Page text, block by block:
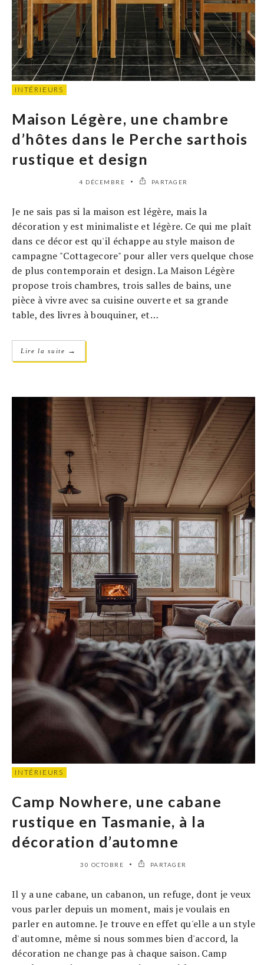
INTÉRIEURS
Maison Légère, une chambre
d’hôtes dans le Perche sarthois
rustique et design
4 DÉCEMBRE PARTAGER
Je ne sais pas si la maison est légère, mais la
décoration y est minimaliste et légère. Ce qui me plaît
dans ce décor est qu'il échappe au style maison de
campagne "Cottagecore" pour aller vers quelque chose
de plus contemporain et design. La Maison Légère
propose trois chambres, trois salles de bains, une
pièce à vivre avec sa cuisine ouverte et sa grande
table, des livres à bouquiner, et…
Lire la suite →
INTÉRIEURS
Camp Nowhere, une cabane
rustique en Tasmanie, à la
décoration d’automne
30 OCTOBRE PARTAGER
Il y a une cabane, un cabanon, un refuge, dont je veux
vous parler depuis un moment, mais je voulais en
parler en automne. Je trouve en effet qu'elle a un style
d'automne, même si nous sommes bien d'accord, la
décoration ne change pas à chaque saison. Camp